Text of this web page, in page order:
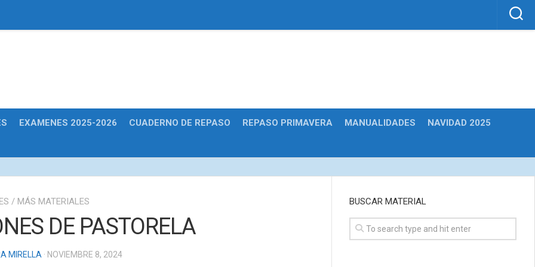
EXAMENES 2025-2026 CUADERNO DE REPASO REPASO PRIMAVERA MANUALIDADES
NAVIDAD 2025
/ MÁS MATERIALES
DE PASTORELA
MIRELLA · NOVIEMBRE 8, 2024
BUSCAR MATERIAL